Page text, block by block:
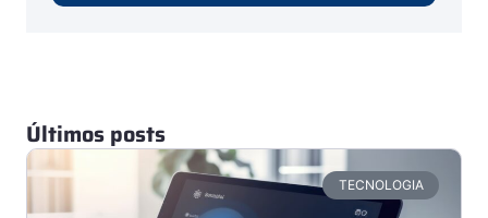
Últimos posts
TECNOLOGIA